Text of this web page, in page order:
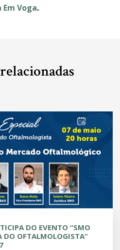
Em Voga.
DO EVENTO “SMO
DO OFTALMOLOGISTA”